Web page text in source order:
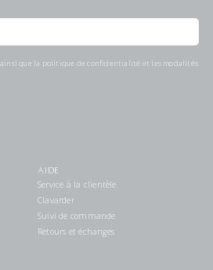
que la politique de confidentialité et les modalités
AIDE
Service à la clientèle
Clavarder
Suivi de commande
Retours et échanges